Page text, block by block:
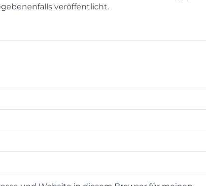
veröffentlicht.